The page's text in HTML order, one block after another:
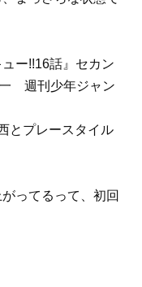
とプレースタイル
ってるって、初回